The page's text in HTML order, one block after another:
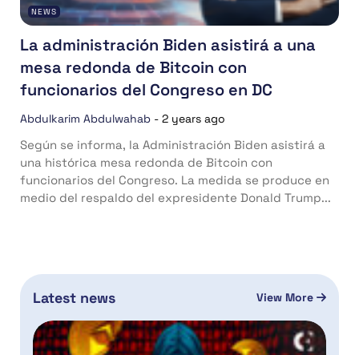
NEWS
La administración Biden asistirá a una
mesa redonda de Bitcoin con
funcionarios del Congreso en DC
Abdulkarim Abdulwahab - 2 years ago
Según se informa, la Administración Biden asistirá a
una histórica mesa redonda de Bitcoin con
funcionarios del Congreso. La medida se produce en
medio del respaldo del expresidente Donald Trump...
Latest news View More